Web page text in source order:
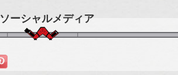
ソーシャルメディア